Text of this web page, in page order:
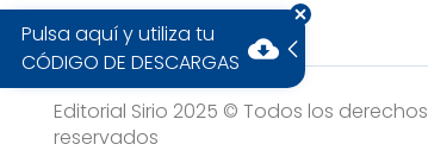
cloud_download
Pulsa aquí y utiliza tu
CÓDIGO DE DESCARGAS
Editorial Sirio 2025 © Todos los derechos
reservados